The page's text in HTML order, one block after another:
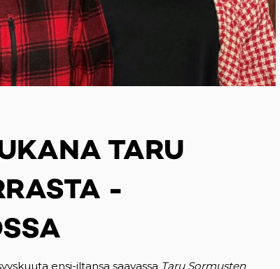
TARU
-
ensi-iltansa saavassa Taru Sormusten